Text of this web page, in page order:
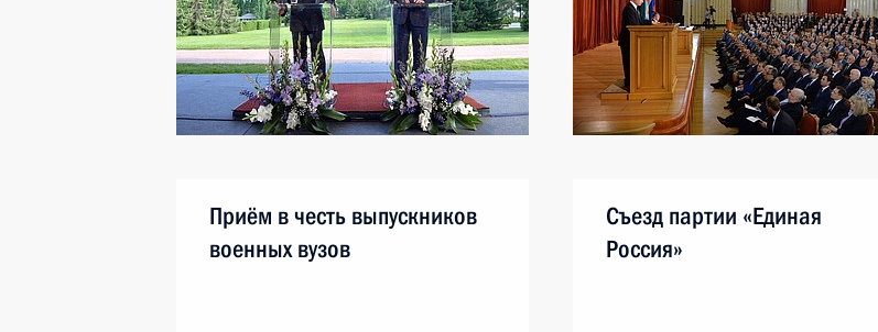
Приём в честь выпускников
военных вузов
Съезд партии «Единая
Россия»